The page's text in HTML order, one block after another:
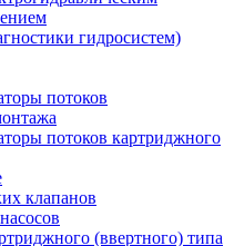
гидросистем)
потоков
потоков картриджного
клапанов
(ввертного) типа